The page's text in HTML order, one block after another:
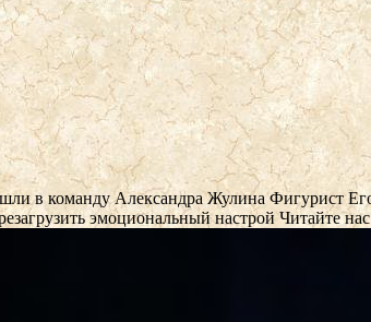
в команду Александра ЖулинаФигурист
эмоциональный настрой Читайте